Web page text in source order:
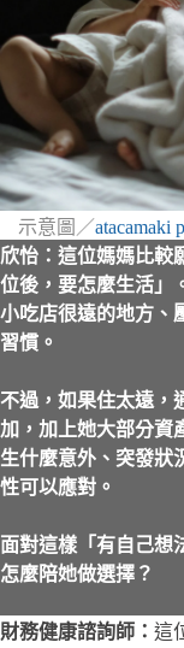
示意圖／atacamaki
欣怡：這位媽媽比較
位後，要怎麼生活」
小吃店很遠的地方、
習慣。
不過，如果住太遠，
加，加上她大部分資
生什麼意外、突發狀
性可以應對。
面對這樣「有自己想
怎麼陪她做選擇？
財務健康諮詢師： 這